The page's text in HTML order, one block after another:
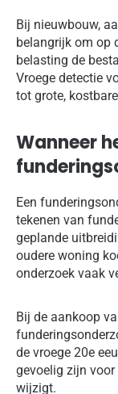
Bij nieuwbouw,
belangrijk om op
belasting de
Vroege detectie
tot grote,
Wanneer
Een
tekenen van
geplande
oudere woning
onderzoek vaak
Bij de aankoop
de vroege 20e
gevoelig zijn
wijzigt.